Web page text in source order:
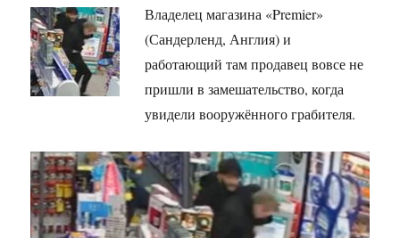
Владелец магазина «Premier»
(Сандерленд, Англия) и
работающий там продавец вовсе не
пришли в замешательство, когда
увидели вооружённого грабителя.